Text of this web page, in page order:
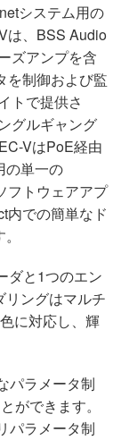
システム用の
は、BSS Audio
ズアンプを含
を制御および監
トで提供さ
グルギャング
VはPoE経由
の単一の
フトウェアアプ
内での簡単なド
ダと1つのエン
リングはマルチ
に対応し、輝
パラメータ制
ができます。
パラメータ制